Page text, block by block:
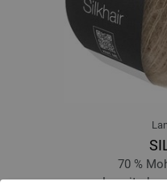
70 %
Longitud: